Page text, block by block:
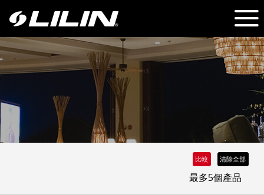
清除全部
比較
最多5個產品